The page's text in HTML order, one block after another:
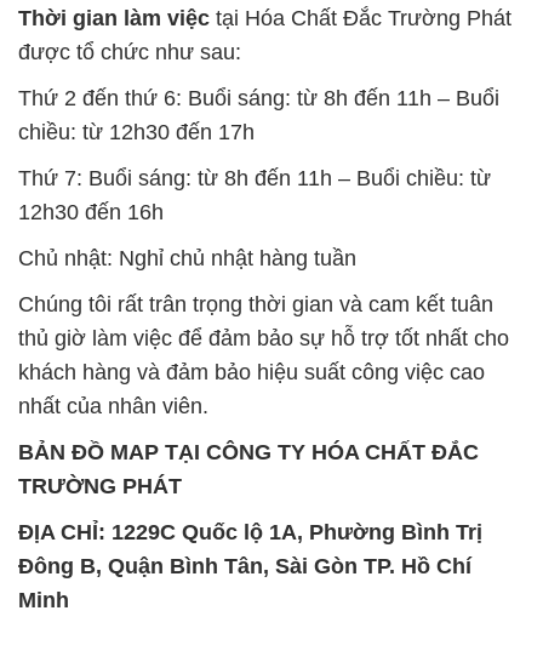
Thời gian làm việc tại Hóa Chất Đắc Trường Phát
được tổ chức như sau:
Thứ 2 đến thứ 6: Buổi sáng: từ 8h đến 11h – Buổi
chiều: từ 12h30 đến 17h
Thứ 7: Buổi sáng: từ 8h đến 11h – Buổi chiều: từ
12h30 đến 16h
Chủ nhật: Nghỉ chủ nhật hàng tuần
Chúng tôi rất trân trọng thời gian và cam kết tuân
thủ giờ làm việc để đảm bảo sự hỗ trợ tốt nhất cho
khách hàng và đảm bảo hiệu suất công việc cao
nhất của nhân viên.
BẢN ĐỒ MAP TẠI CÔNG TY HÓA CHẤT ĐẮC
TRƯỜNG PHÁT
ĐỊA CHỈ: 1229C Quốc lộ 1A, Phường Bình Trị
Đông B, Quận Bình Tân, Sài Gòn TP. Hồ Chí
Minh